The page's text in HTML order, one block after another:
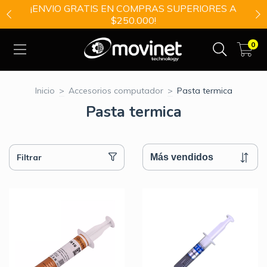
¡ENVIO GRATIS EN COMPRAS SUPERIORES A
$250.000!
0
Inicio > Accesorios computador > Pasta termica
Pasta termica
Filtrar